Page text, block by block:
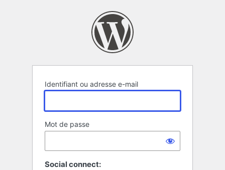
Identifiant ou adresse e-mail
Mot de passe
Social connect: